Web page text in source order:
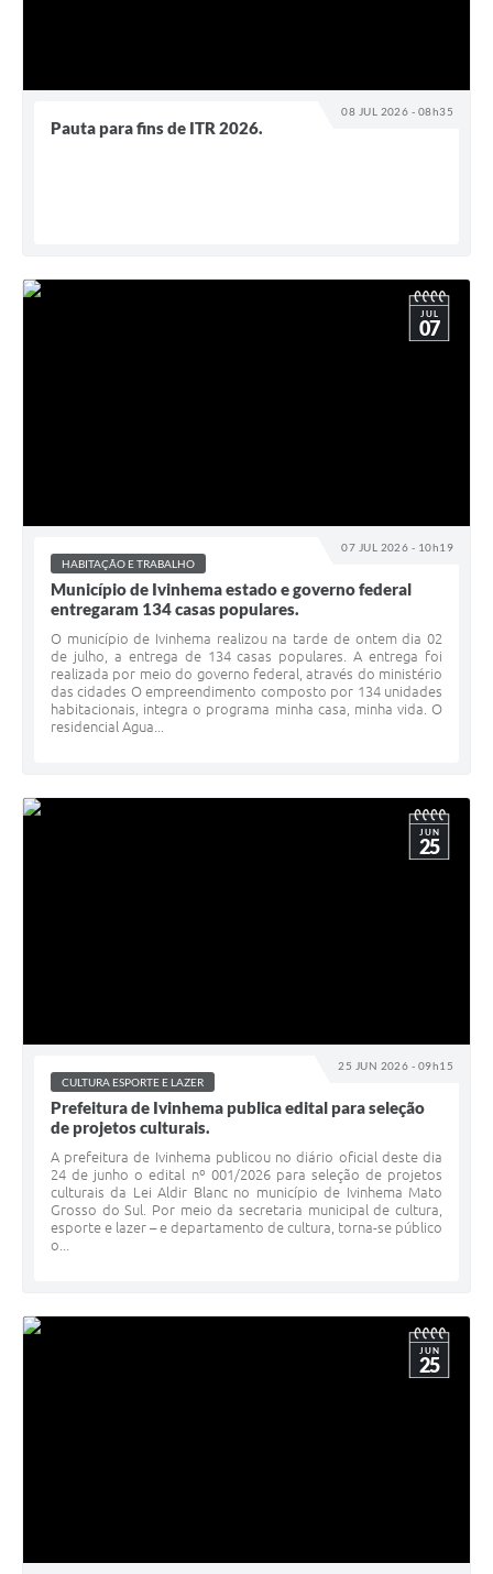
08 JUL 2026 - 08h35
Pauta para fins de ITR 2026.
07 JUL 2026 - 10h19
JUL
07
HABITAÇÃO E TRABALHO
Município de Ivinhema estado e governo federal
entregaram 134 casas populares.
O município de Ivinhema realizou na tarde de ontem dia 02
de julho, a entrega de 134 casas populares. A entrega foi
realizada por meio do governo federal, através do ministério
das cidades O empreendimento composto por 134 unidades
habitacionais, integra o programa minha casa, minha vida. O
residencial Agua...
25 JUN 2026 - 09h15
JUN
25
CULTURA ESPORTE E LAZER
Prefeitura de Ivinhema publica edital para seleção
de projetos culturais.
A prefeitura de Ivinhema publicou no diário oficial deste dia
24 de junho o edital nº 001/2026 para seleção de projetos
culturais da Lei Aldir Blanc no município de Ivinhema Mato
Grosso do Sul. Por meio da secretaria municipal de cultura,
esporte e lazer – e departamento de cultura, torna-se público
o...
JUN
25